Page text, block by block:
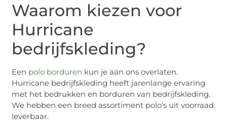
Waarom kiezen voor
Hurricane
bedrijfskleding?
Een polo borduren kun je aan ons overlaten.
Hurricane bedrijfskleding heeft jarenlange ervaring
met het bedrukken en borduren van bedrijfskleding.
We hebben een breed assortiment polo’s uit voorraad
leverbaar.